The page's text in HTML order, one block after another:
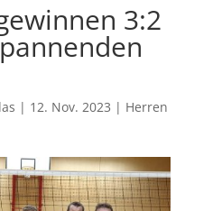
3:2
| 12. Nov. 2023 | Herren